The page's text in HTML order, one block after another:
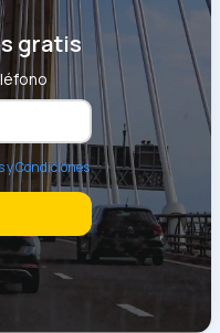
gratis
y Condiciones